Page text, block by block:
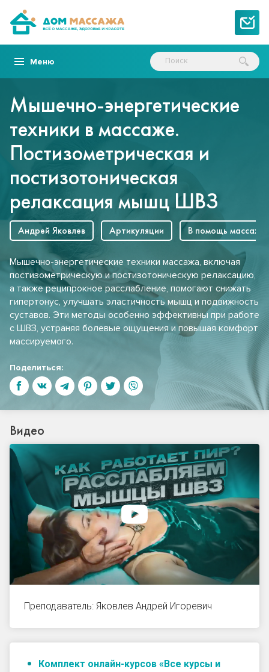
Меню
Мышечно-энергетические
техники в массаже.
Постизометрическая и
постизотоническая
релаксация мышц ШВЗ
Андрей Яковлев Артикуляции В помощь
Мышечно-энергетические техники массажа, включая
постизометрическую и постизотоническую релаксацию,
а также реципрокное расслабление, помогают снижать
гипертонус, улучшать эластичность мышц и подвижность
суставов. Эти методы особенно эффективны при работе
с ШВЗ, устраняя болевые ощущения и повышая комфорт
массируемого.
Поделиться:
Видео
Преподаватель: Яковлев Андрей Игоревич
Комплект онлайн-курсов «Все курсы и